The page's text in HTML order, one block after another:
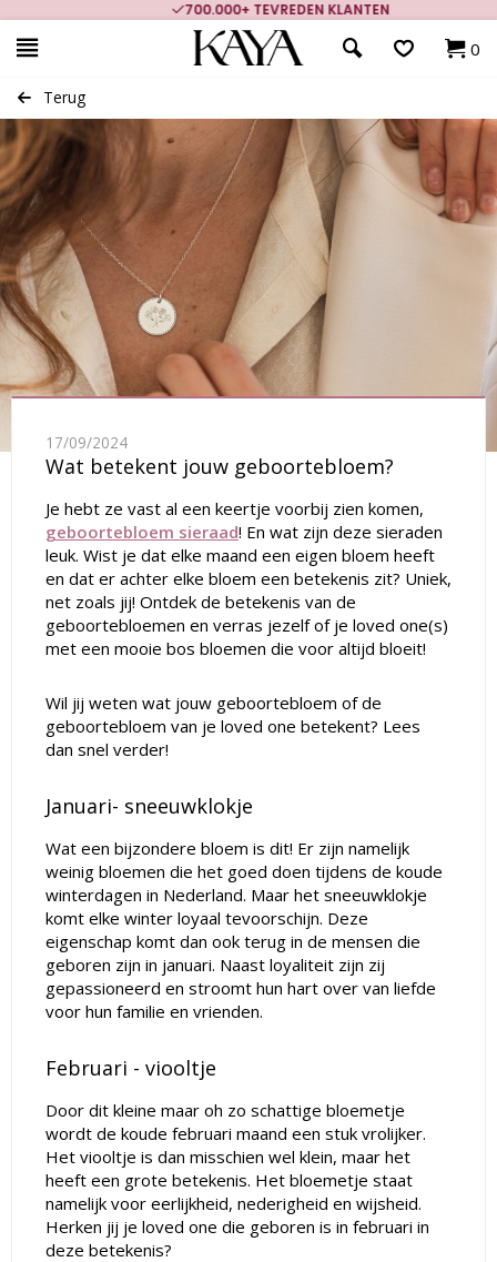
700.000+ TEVREDEN KLANTEN
0
Terug
17/09/2024
Wat betekent jouw geboortebloem?
Je hebt ze vast al een keertje voorbij zien komen,
geboortebloem sieraad! En wat zijn deze sieraden
leuk. Wist je dat elke maand een eigen bloem heeft
en dat er achter elke bloem een betekenis zit? Uniek,
net zoals jij! Ontdek de betekenis van de
geboortebloemen en verras jezelf of je loved one(s)
met een mooie bos bloemen die voor altijd bloeit!
Wil jij weten wat jouw geboortebloem of de
geboortebloem van je loved one betekent? Lees
dan snel verder!
Januari- sneeuwklokje
Wat een bijzondere bloem is dit! Er zijn namelijk
weinig bloemen die het goed doen tijdens de koude
winterdagen in Nederland. Maar het sneeuwklokje
komt elke winter loyaal tevoorschijn. Deze
eigenschap komt dan ook terug in de mensen die
geboren zijn in januari. Naast loyaliteit zijn zij
gepassioneerd en stroomt hun hart over van liefde
voor hun familie en vrienden.
Februari - viooltje
Door dit kleine maar oh zo schattige bloemetje
wordt de koude februari maand een stuk vrolijker.
Het viooltje is dan misschien wel klein, maar het
heeft een grote betekenis. Het bloemetje staat
namelijk voor eerlijkheid, nederigheid en wijsheid.
Herken jij je loved one die geboren is in februari in
deze betekenis?